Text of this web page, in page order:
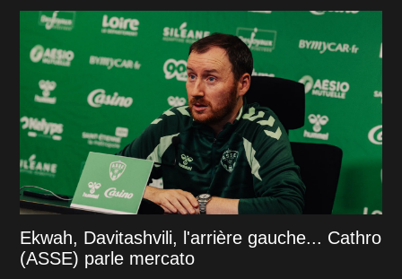
Ekwah, Davitashvili, l'arrière gauche... Cathro
(ASSE) parle mercato